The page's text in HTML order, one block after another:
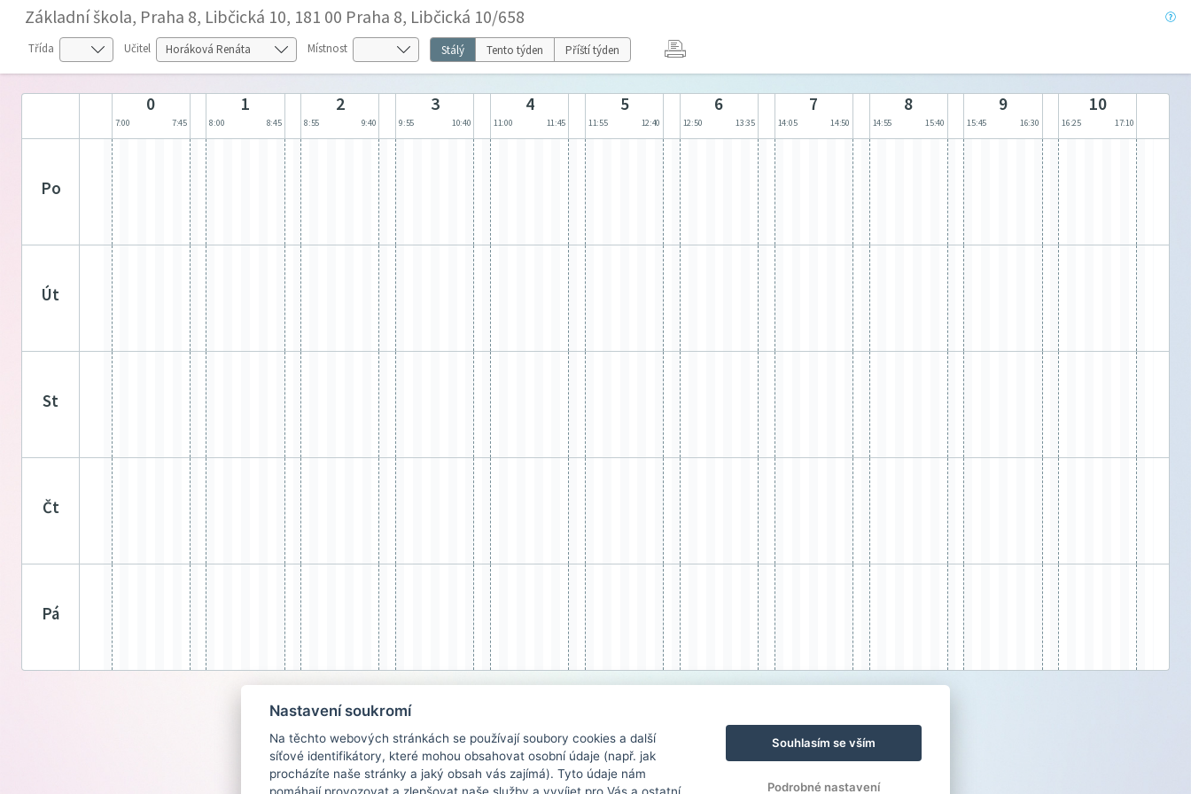
Základní škola, Praha 8, Libčická 10, 181 00 Praha 8, Libčická 10/658
Třída Učitel Místnost Stálý Tento týden Příští týden
0
7:00 7:45
1
8:00 8:45
2
8:55 9:40
3
9:55 10:40
4
11:00 11:45
5
11:55 12:40
6
12:50 13:35
7
14:05 14:50
8
14:55 15:40
9
15:45 16:30
10
16:25 17:10
po
út
st
čt
pá
Nastavení soukromí
Na těchto webových stránkách se používají soubory cookies a další
síťové identifikátory, které mohou obsahovat osobní údaje (např. jak
procházíte naše stránky a jaký obsah vás zajímá). Tyto údaje nám
Souhlasím se vším
Podrobné nastavení